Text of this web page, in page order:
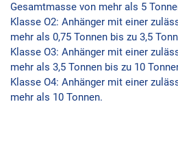
Gesamtmasse von mehr als 5
Klasse O2: Anhänger mit einer
mehr als 0,75 Tonnen bis zu 3,5
Klasse O3: Anhänger mit einer
mehr als 3,5 Tonnen bis zu 10
Klasse O4: Anhänger mit einer
mehr als 10 Tonnen.